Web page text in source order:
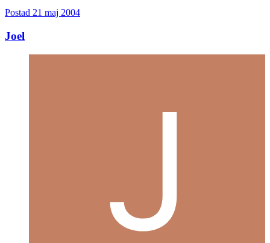
Postad 21 maj 2004
Joel